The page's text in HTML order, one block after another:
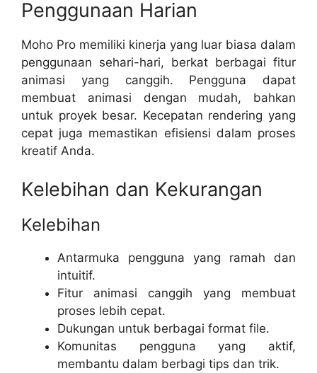
Penggunaan Harian
Moho Pro memiliki kinerja yang luar biasa dalam
penggunaan sehari-hari, berkat berbagai fitur
animasi yang canggih. Pengguna dapat
membuat animasi dengan mudah, bahkan
untuk proyek besar. Kecepatan rendering yang
cepat juga memastikan efisiensi dalam proses
kreatif Anda.
Kelebihan dan Kekurangan
Kelebihan
Antarmuka pengguna yang ramah dan
intuitif.
Fitur animasi canggih yang membuat
proses lebih cepat.
Dukungan untuk berbagai format file.
Komunitas pengguna yang aktif,
membantu dalam berbagi tips dan trik.